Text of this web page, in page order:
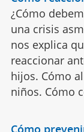
¿Cómo
una crisis
nos explica
reaccionar
hijos. Cómo
niños. Cómo
Cómo